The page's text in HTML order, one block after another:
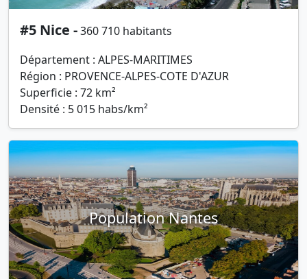
#5 Nice -360 710 habitants
Département : ALPES-MARITIMES
Région : PROVENCE-ALPES-COTE D'AZUR
Superficie : 72 km²
Densité : 5 015 habs/km²
Population Nantes